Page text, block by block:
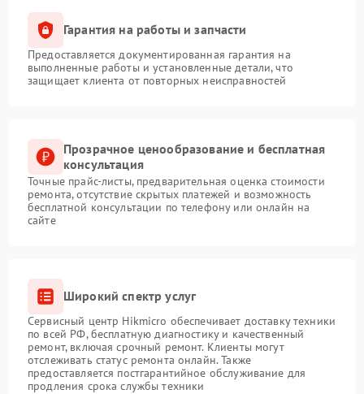
Гарантия на работы и запчасти
Предоставляется документированная гарантия на
выполненные работы и установленные детали, что
защищает клиента от повторных неисправностей
Прозрачное ценообразование и бесплатная
консультация
Точные прайс-листы, предварительная оценка стоимости
ремонта, отсутствие скрытых платежей и возможность
бесплатной консультации по телефону или онлайн на
сайте
Широкий спектр услуг
Сервисный центр Hikmicro обеспечивает доставку техники
по всей РФ, бесплатную диагностику и качественный
ремонт, включая срочный ремонт. Клиенты могут
отслеживать статус ремонта онлайн. Также
предоставляется постгарантийное обслуживание для
продления срока службы техники